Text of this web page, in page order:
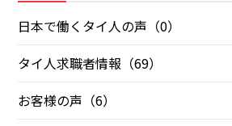
日本で働くタイ人の声（0）
タイ人求職者情報（69）
お客様の声（6）